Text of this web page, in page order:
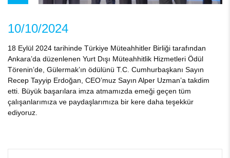
10/10/2024
18 Eylül 2024 tarihinde Türkiye Müteahhitler Birliği tarafından
Ankara’da düzenlenen Yurt Dışı Müteahhitlik Hizmetleri Ödül
Törenin’de, Gülermak’ın ödülünü T.C. Cumhurbaşkanı Sayın
Recep Tayyip Erdoğan, CEO’muz Sayın Alper Uzman’a takdim
etti. Büyük başarılara imza atmamızda emeği geçen tüm
çalışanlarımıza ve paydaşlarımıza bir kere daha teşekkür
ediyoruz.